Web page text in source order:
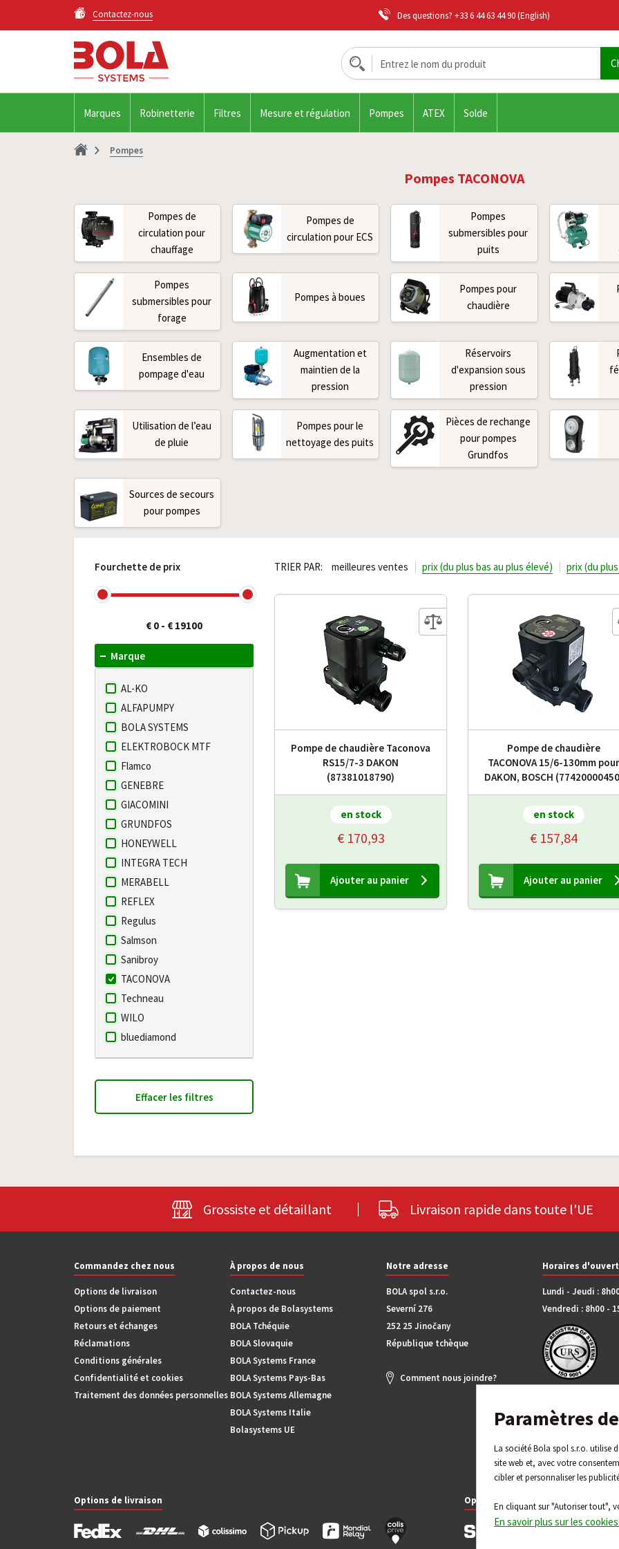
Paramètres
La société Bola spol s.r.o. utilise
site web et, avec votre
cibler et personnaliser les
En cliquant sur "Autoriser tout",
En savoir plus sur les
Contactez-nous Des questions? +33 6 44 63 44 90(English)
Marques Robinetterie Filtres Mesure et régulation Pompes ATEX Solde
Pompes
Pompes TACONOVA
Pompes de
circulation pour
chauffage
Pompes de
circulation pour ECS
Pompes
submersibles pour
puits
Pompes
submersibles pour
forage
Pompes à boues
Pompes pour
chaudière
Ensembles de
pompage d'eau
Augmentation et
maintien de la
pression
Réservoirs
d'expansion sous
pression
Utilisation de l’eau
de pluie
Pompes pour le
nettoyage des puits
Pièces de rechange
pour pompes
Grundfos
Sources de secours
pour pompes
Fourchette de prix
€ 0 - € 19100
Marque
AL-KO
ALFAPUMPY
BOLA SYSTEMS
ELEKTROBOCK MTF
Flamco
GENEBRE
GIACOMINI
GRUNDFOS
HONEYWELL
INTEGRA TECH
MERABELL
REFLEX
Regulus
Salmson
Sanibroy
TACONOVA
Techneau
WILO
bluediamond
Effacer les filtres
TRIER PAR: meilleures ventes prix (du plus bas au plus élevé) prix (du
Pompe de chaudière Taconova
RS15/7-3 DAKON
(87381018790)
en stock
€ 170,93
Ajouter au panier
Pompe de chaudière
TACONOVA 15/6-130mm
DAKON, BOSCH
en stock
€ 157,84
Ajouter au panier
Grossiste et détaillant Livraison rapide dans toute l'UE
Commandez chez nous
Options de livraison
Options de paiement
Retours et échanges
Réclamations
Conditions générales
Confidentialité et cookies
Traitement des données personnelles
À propos de nous
Contactez-nous
À propos de Bolasystems
BOLA Tchéquie
BOLA Slovaquie
BOLA Systems France
BOLA Systems Pays-Bas
BOLA Systems Allemagne
BOLA Systems Italie
Bolasystems UE
Notre adresse
BOLA spol s.r.o.
Severní 276
252 25 Jinočany
République tchèque
Comment nous joindre?
Horaires
Lundi - Jeudi :
Vendredi : 8h00 -
Options de livraison Options de paiement